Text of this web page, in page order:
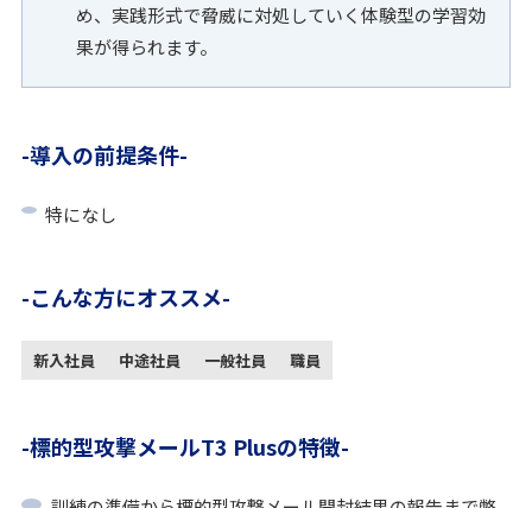
め、実践形式で脅威に対処していく体験型の学習効
果が得られます。
導入の前提条件
特になし
こんな方にオススメ
新入社員 中途社員 一般社員 職員
標的型攻撃メールT3 Plusの特徴